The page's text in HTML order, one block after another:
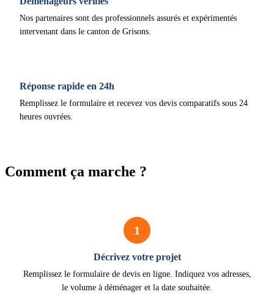
Nos partenaires sont des professionnels assurés et expérimentés
intervenant dans le canton de Grisons.
Réponse rapide en 24h
Remplissez le formulaire et recevez vos devis comparatifs sous 24
heures ouvrées.
Comment ça marche ?
1
Décrivez votre projet
Remplissez le formulaire de devis en ligne. Indiquez vos adresses,
le volume à déménager et la date souhaitée.